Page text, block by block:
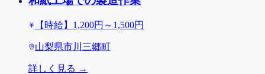
【時給】1,200円～1,500円
山梨県市川三郷町
詳しく見る →